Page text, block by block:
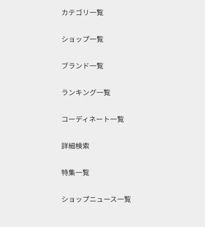
カテゴリ一覧
ショップ一覧
ブランド一覧
ランキング一覧
コーディネート一覧
詳細検索
特集一覧
ショップニュース一覧